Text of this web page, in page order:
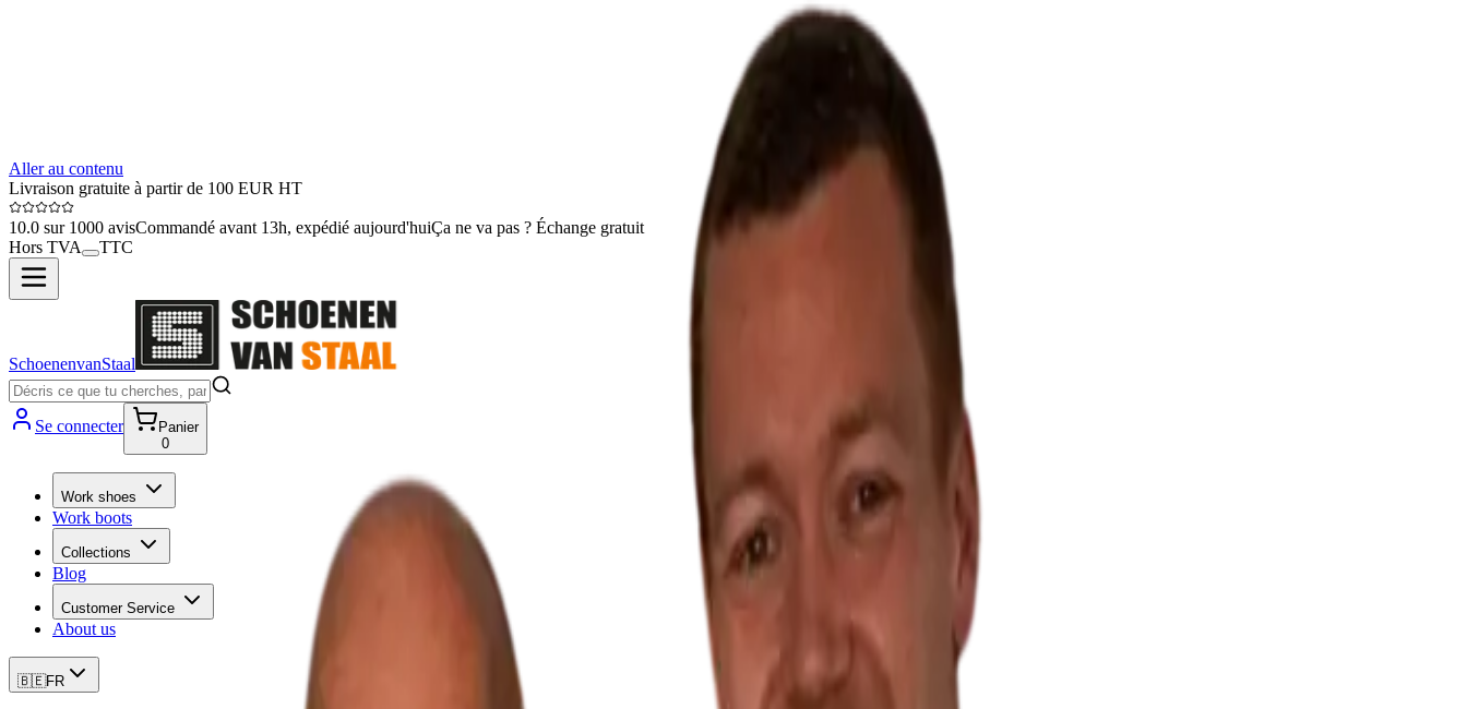
Aller au contenu
Livraison gratuite à partir de 100 EUR HT
10.0 sur 1000 avisCommandé avant 13h, expédié aujourd'huiÇa ne va pas ? Échange gratuit
Hors TVA
TTC
SchoenenvanStaal
Se connecter
Panier
0
Work shoes
Work boots
Collections
Blog
Customer Service
About us
🇧🇪FR